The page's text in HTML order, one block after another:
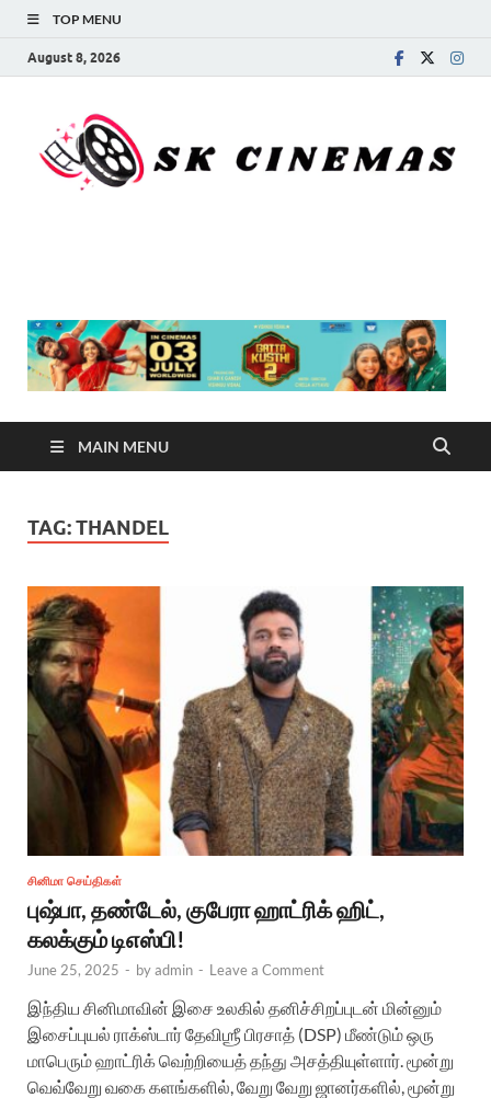
TOP MENU
August 8, 2026
MAIN MENU
TAG:THANDEL
சினிமா செய்திகள்
புஷ்பா, தண்டேல், குபேரா ஹாட்ரிக் ஹிட்,
கலக்கும் டிஎஸ்பி!
June 25, 2025 - byadmin - Leave a Comment
இந்திய சினிமாவின் இசை உலகில் தனிச்சிறப்புடன் மின்னும்
இசைப்புயல் ராக்ஸ்டார் தேவிஶ்ரீ பிரசாத் (DSP) மீண்டும் ஒரு
மாபெரும் ஹாட்ரிக் வெற்றியைத் தந்து அசத்தியுள்ளார். மூன்று
வெவ்வேறு வகை களங்களில், வேறு வேறு ஜானர்களில், மூன்று